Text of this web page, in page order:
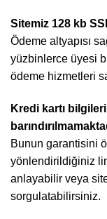
Sitemiz 128 kb
Ödeme altyapısı
yüzbinlerce üyesi
ödeme hizmetleri
Kredi kartı
Bunun garantisini
yönlendirildiğiniz
anlayabilir veya
sorgulatabilirsiniz.